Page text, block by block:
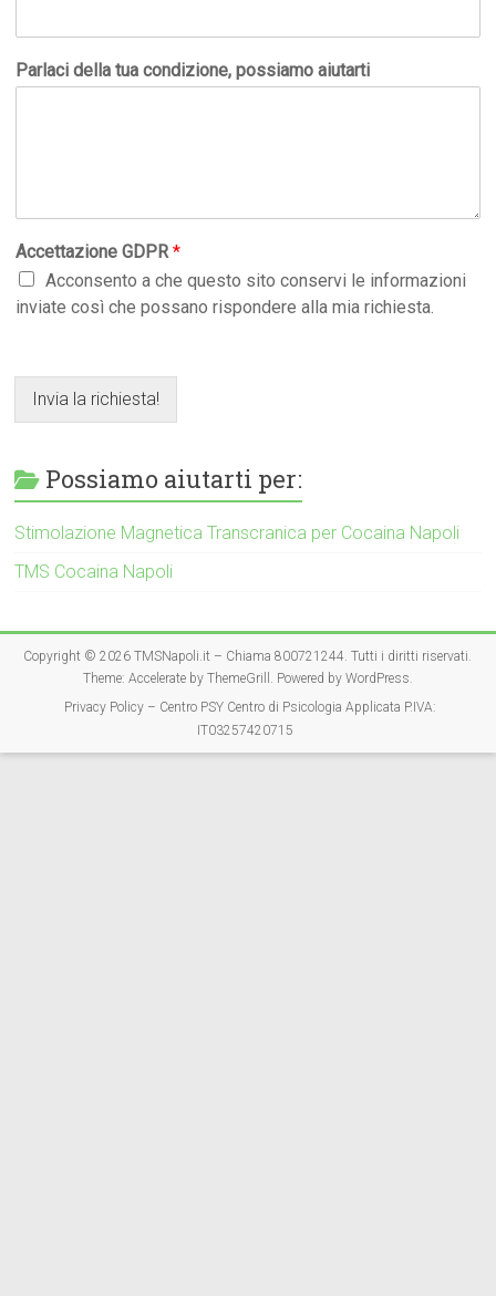
Parlaci della tua condizione, possiamo aiutarti
Accettazione GDPR*
Acconsento a che questo sito conservi le informazioni
inviate così che possano rispondere alla mia richiesta.
Invia la richiesta!
Possiamo aiutarti per:
Stimolazione Magnetica Transcranica per Cocaina Napoli
TMS Cocaina Napoli
Copyright © 2026TMSNapoli.it – Chiama 800721244. Tutti i diritti riservati.
Theme: Accelerateby ThemeGrill. Powered by WordPress.
Privacy Policy – Centro PSY Centro di Psicologia Applicata P.IVA:
IT03257420715